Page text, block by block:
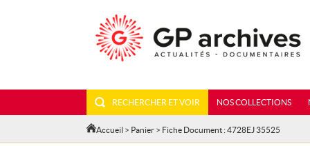
RECHERCHER ET VOIR NOS COLLECTIONS
Accueil > Panier > Fiche Document : 4728EJ 35525